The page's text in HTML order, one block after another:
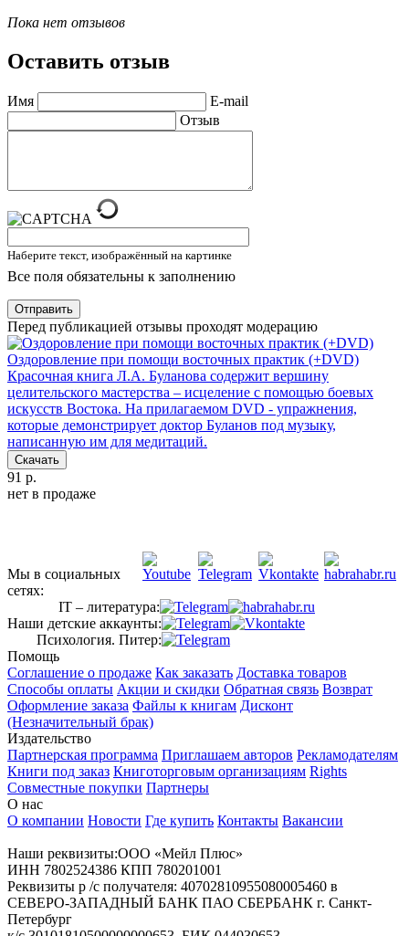
Пока нет отзывов
Оставить отзыв
Имя
E-mail
Отзыв
Наберите текст, изображённый на картинке
Все поля обязательны к заполнению
Отправить
Перед публикацией отзывы проходят модерацию
Оздоровление при помощи восточных практик (+DVD)
Красочная книга Л.А. Буланова содержит вершину
целительского мастерства – исцеление с помощью боевых
искусств Востока. На прилагаемом DVD - упражнения,
которые демонстрирует доктор Буланов под музыку,
написанную им для медитаций.
Скачать
91 р.
нет в продаже
Мы в социальных
сетях:
IT – литература:
Наши детские аккаунты:
Психология. Питер:
Помощь
Соглашение о продаже Как заказать Доставка товаров
Способы оплаты Акции и скидки Обратная связь Возврат
Оформление заказа Файлы к книгам Дисконт
(Незначительный брак)
Издательство
Партнерская программа Приглашаем авторов Рекламодателям
Книги под заказ Книготорговым организациям Rights
Совместные покупки Партнеры
О нас
О компании Новости Где купить Контакты Вакансии
Наши реквизиты:ООО «Мейл Плюс»
ИНН 7802524386 КПП 780201001
Реквизиты р /с получателя: 40702810955080005460 в
СЕВЕРО-ЗАПАДНЫЙ БАНК ПАО СБЕРБАНК г. Санкт-
Петербург